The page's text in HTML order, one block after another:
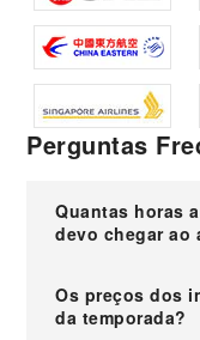
Perguntas
Quantas horas
devo chegar ao
Os preços dos
da temporada?